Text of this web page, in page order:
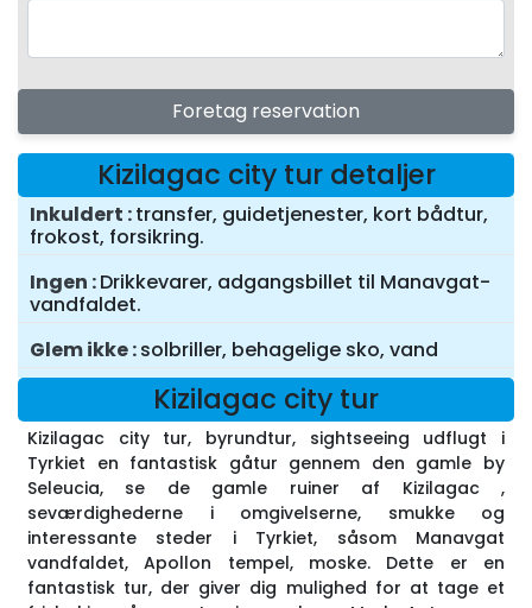
Foretag reservation
Kizilagac city tur detaljer
Inkuldert transfer, guidetjenester, kort bådtur,
frokost, forsikring.
Ingen Drikkevarer, adgangsbillet til Manavgat-
vandfaldet.
Glem ikke solbriller, behagelige sko, vand
Kizilagac city tur
Kizilagac city tur, byrundtur, sightseeing udflugt i
Tyrkiet en fantastisk gåtur gennem den gamle by
Seleucia, se de gamle ruiner af Kizilagac ,
seværdighederne i omgivelserne, smukke og
interessante steder i Tyrkiet, såsom Manavgat
vandfaldet, Apollon tempel, moske. Dette er en
fantastisk tur, der giver dig mulighed for at tage et